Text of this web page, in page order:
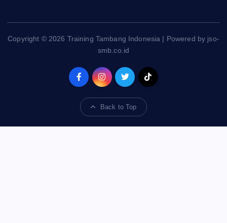
smb.co.id
Back to Top